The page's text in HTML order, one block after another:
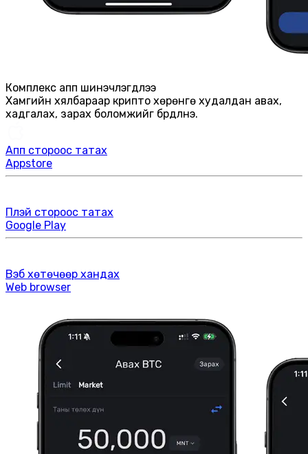
Комплекс апп шинэчлэгдлээ
Хамгийн хялбараар крипто хөрөнгө худалдан авах,
хадгалах, зарах боломжийг бүрдүүлнэ.
Апп стороос татах
Appstore
Плэй стороос татах
Google Play
Вэб хөтөчөөр хандах
Web browser